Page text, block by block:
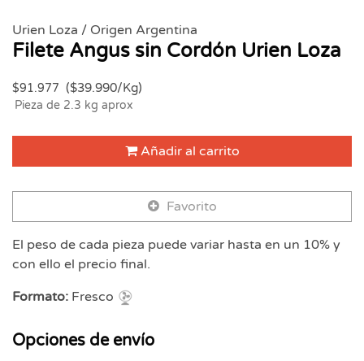
Urien Loza / Origen Argentina
Filete Angus sin Cordón Urien Loza
$91.977 ($39.990/Kg)
Pieza de 2.3 kg aprox
Añadir al carrito
Favorito
El peso de cada pieza puede variar hasta en un 10% y
con ello el precio final.
Formato: Fresco
Opciones de envío